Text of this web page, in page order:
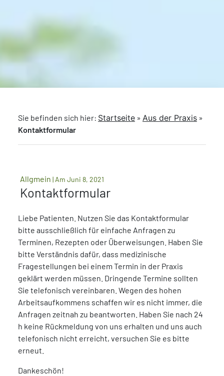
Sie befinden sich hier: Startseite » Aus der Praxis »
Kontaktformular
Allgmein | Am Juni 8, 2021
Kontaktformular
Liebe Patienten. Nutzen Sie das Kontaktformular
bitte ausschließlich für einfache Anfragen zu
Terminen, Rezepten oder Überweisungen. Haben Sie
bitte Verständnis dafür, dass medizinische
Fragestellungen bei einem Termin in der Praxis
geklärt werden müssen. Dringende Termine sollten
Sie telefonisch vereinbaren. Wegen des hohen
Arbeitsaufkommens schaffen wir es nicht immer, die
Anfragen zeitnah zu beantworten. Haben Sie nach 24
h keine Rückmeldung von uns erhalten und uns auch
telefonisch nicht erreicht, versuchen Sie es bitte
erneut.
Dankeschön!